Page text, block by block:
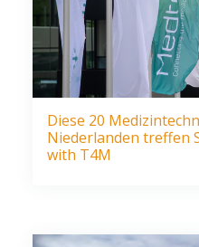
Diese 20
Niederlanden treffen
with T4M